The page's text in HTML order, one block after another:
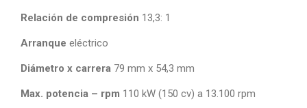
Relación de compresión 13,3: 1
Arranque eléctrico
Diámetro x carrera 79 mm x 54,3 mm
Max. potencia – rpm 110 kW (150 cv) a 13.100 rpm